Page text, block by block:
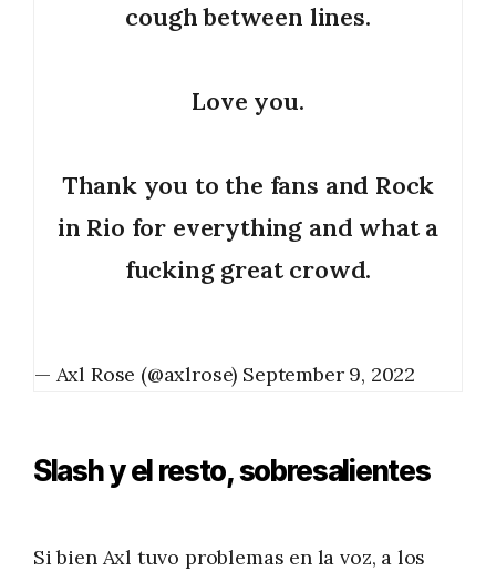
cough between lines.
Love you.
Thank you to the fans and Rock
in Rio for everything and what a
fucking great crowd.
— Axl Rose (@axlrose) September 9, 2022
Slash y el resto, sobresalientes
Si bien Axl tuvo problemas en la voz, a los